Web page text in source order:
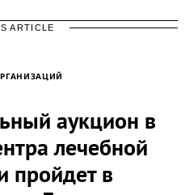
ARTICLE
аукцион в
лечебной
пройдет в